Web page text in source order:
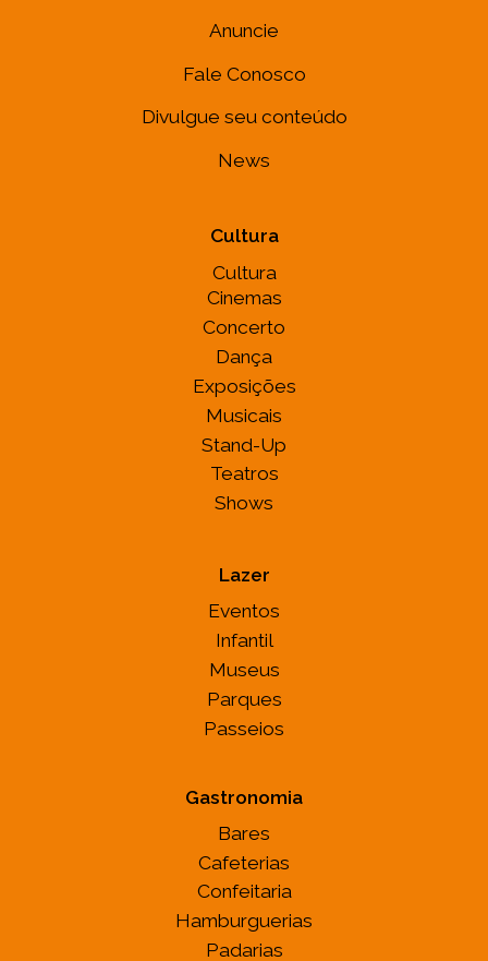
Anuncie
Fale Conosco
Divulgue seu conteúdo
News
Cultura
Cultura
Cinemas
Concerto
Dança
Exposições
Musicais
Stand-Up
Teatros
Shows
Lazer
Eventos
Infantil
Museus
Parques
Passeios
Gastronomia
Bares
Cafeterias
Confeitaria
Hamburguerias
Padarias